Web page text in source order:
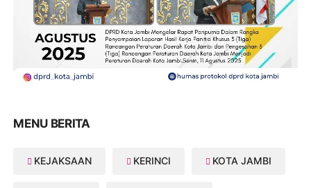
MENU BERITA
KEJAKSAAN KERINCI KOTA JAMBI